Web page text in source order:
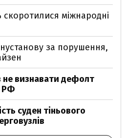
скоротилися міжнародні
за порушення,
визнавати дефолт
РФ
суден тіньового